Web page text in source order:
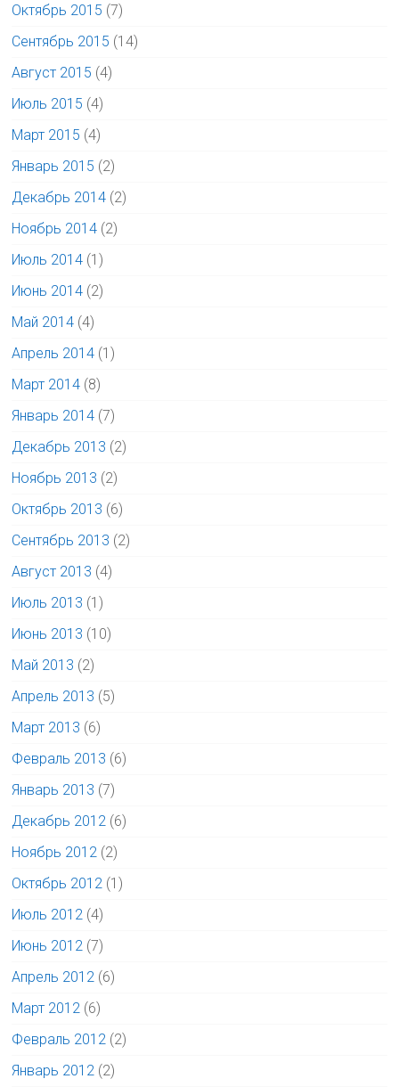
Октябрь 2015 (7)
Сентябрь 2015 (14)
Август 2015 (4)
Июль 2015 (4)
Март 2015 (4)
Январь 2015 (2)
Декабрь 2014 (2)
Ноябрь 2014 (2)
Июль 2014 (1)
Июнь 2014 (2)
Май 2014 (4)
Апрель 2014 (1)
Март 2014 (8)
Январь 2014 (7)
Декабрь 2013 (2)
Ноябрь 2013 (2)
Октябрь 2013 (6)
Сентябрь 2013 (2)
Август 2013 (4)
Июль 2013 (1)
Июнь 2013 (10)
Май 2013 (2)
Апрель 2013 (5)
Март 2013 (6)
Февраль 2013 (6)
Январь 2013 (7)
Декабрь 2012 (6)
Ноябрь 2012 (2)
Октябрь 2012 (1)
Июль 2012 (4)
Июнь 2012 (7)
Апрель 2012 (6)
Март 2012 (6)
Февраль 2012 (2)
Январь 2012 (2)